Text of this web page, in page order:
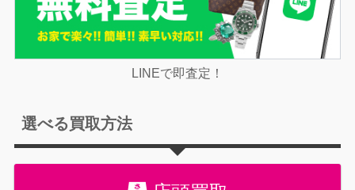
LINEで即査定！
選べる買取方法